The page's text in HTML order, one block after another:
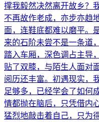
撑我毅然决然离开故乡？
不再故作老成，亦步亦趋
面，连鞋底都难以磨平。
来的石阶未尝不是一条道
踏入车厢，深色调占主导
贴了双膝，与陌生人面对
阅历还丰富。初遇现实，
足够多，已经学会了如何
情都抛在脑后，只凭借内
猛烈地敲击着自己，只为